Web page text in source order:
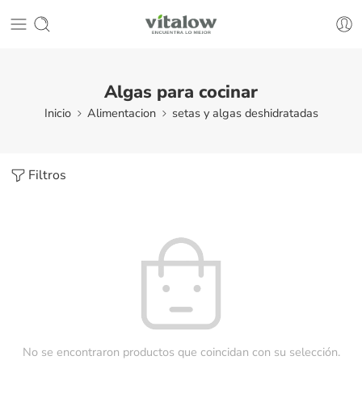
Algas para cocinar
Inicio Alimentacion setas y algas deshidratadas
Filtros
No se encontraron productos que coincidan con su selección.